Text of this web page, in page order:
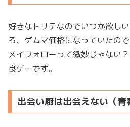
好きなトリテなのでいつか欲し
ろ、ゲムマ価格になっていたので
メイフォローって微妙じゃない
良ゲーです。
出会い厨は出会えない（青